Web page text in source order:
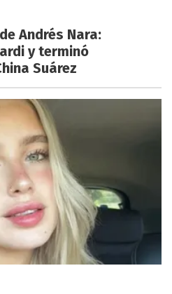
Andrés Nara:
y terminó
Suárez